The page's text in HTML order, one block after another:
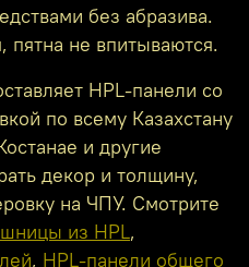
без абразива.
пятна не впитываются.
HPL-панели со
по всему Казахстану
и другие
декор и толщину,
на ЧПУ. Смотрите
из HPL,
, HPL-панели общего